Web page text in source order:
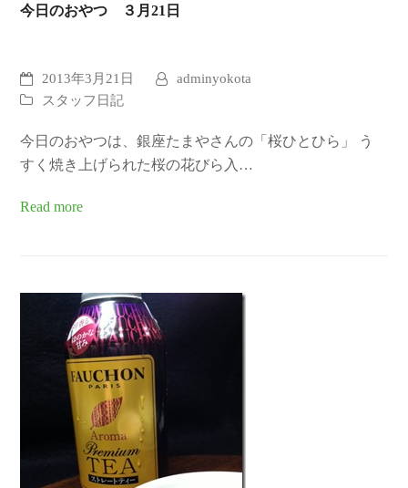
今日のおやつ ３月21日
2013年3月21日
adminyokota
スタッフ日記
今日のおやつは、銀座たまやさんの「桜ひとひら」 う
すく焼き上げられた桜の花びら入…
Read more